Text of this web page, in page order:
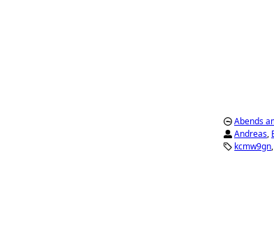
Abends
Andreas,
kcmw9gn